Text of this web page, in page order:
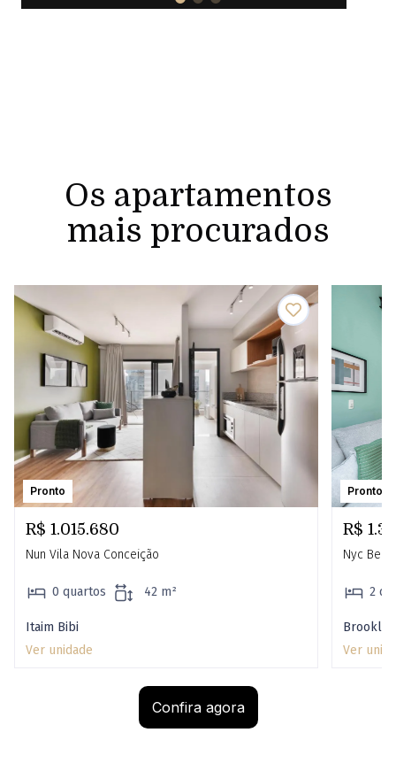
Os apartamentos
mais procurados
Pronto
R$ 1.015.680
Nun Vila Nova Conceição
0 quartos 42 m²
Itaim Bibi
Ver unidade
Pronto
R$
Nyc
2
Brooklin
Ver
Confira agora